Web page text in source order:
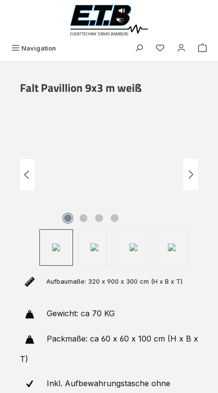
Navigation You have 0
Falt Pavillion 9x3 m weiß
Aufbaumaße: 320 x 900 x 300 cm (H x B x T)
Gewicht: ca 70 KG
Packmaße: ca 60 x 60 x 100 cm (H x B x
T)
Inkl. Aufbewahrungstasche ohne